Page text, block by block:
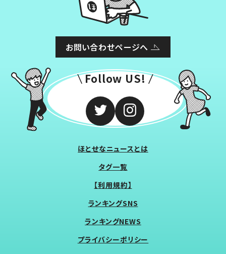
お問い合わせページへ
Follow US!
ほとせなニュースとは
タグ一覧
【利用規約】
ランキングSNS
ランキングNEWS
プライバシーポリシー